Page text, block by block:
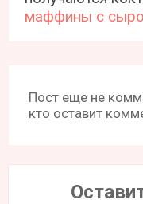
маффины с
Пост еще не
кто оставит